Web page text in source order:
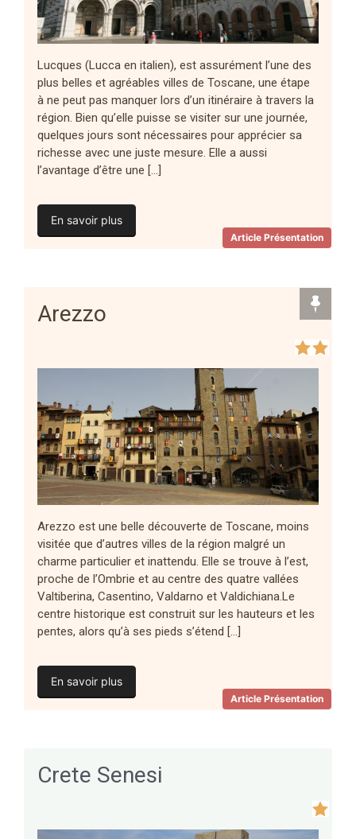
Article Présentation
Lucques (Lucca en italien), est assurément l’une des
plus belles et agréables villes de Toscane, une étape
à ne peut pas manquer lors d’un itinéraire à travers la
région. Bien qu’elle puisse se visiter sur une journée,
quelques jours sont nécessaires pour apprécier sa
richesse avec une juste mesure. Elle a aussi
l’avantage d’être une […]
En savoir plus
Article Présentation
Arezzo
Arezzo est une belle découverte de Toscane, moins
visitée que d’autres villes de la région malgré un
charme particulier et inattendu. Elle se trouve à l’est,
proche de l’Ombrie et au centre des quatre vallées
Valtiberina, Casentino, Valdarno et Valdichiana.Le
centre historique est construit sur les hauteurs et les
pentes, alors qu’à ses pieds s’étend […]
En savoir plus
Crete Senesi